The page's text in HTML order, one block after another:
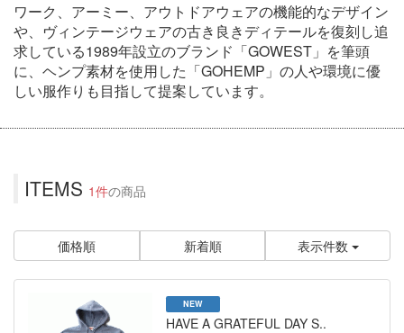
ワーク、アーミー、アウトドアウェアの機能的なデザイン
や、ヴィンテージウェアの古き良きディテールを復刻し追
求している1989年設立のブランド「GOWEST」を筆頭
に、ヘンプ素材を使用した「GOHEMP」の人や環境に優
しい服作りも目指して提案しています。
ITEMS 1件の商品
価格順 新着順 表示件数
NEW
HAVE A GRATEFUL DAY S..